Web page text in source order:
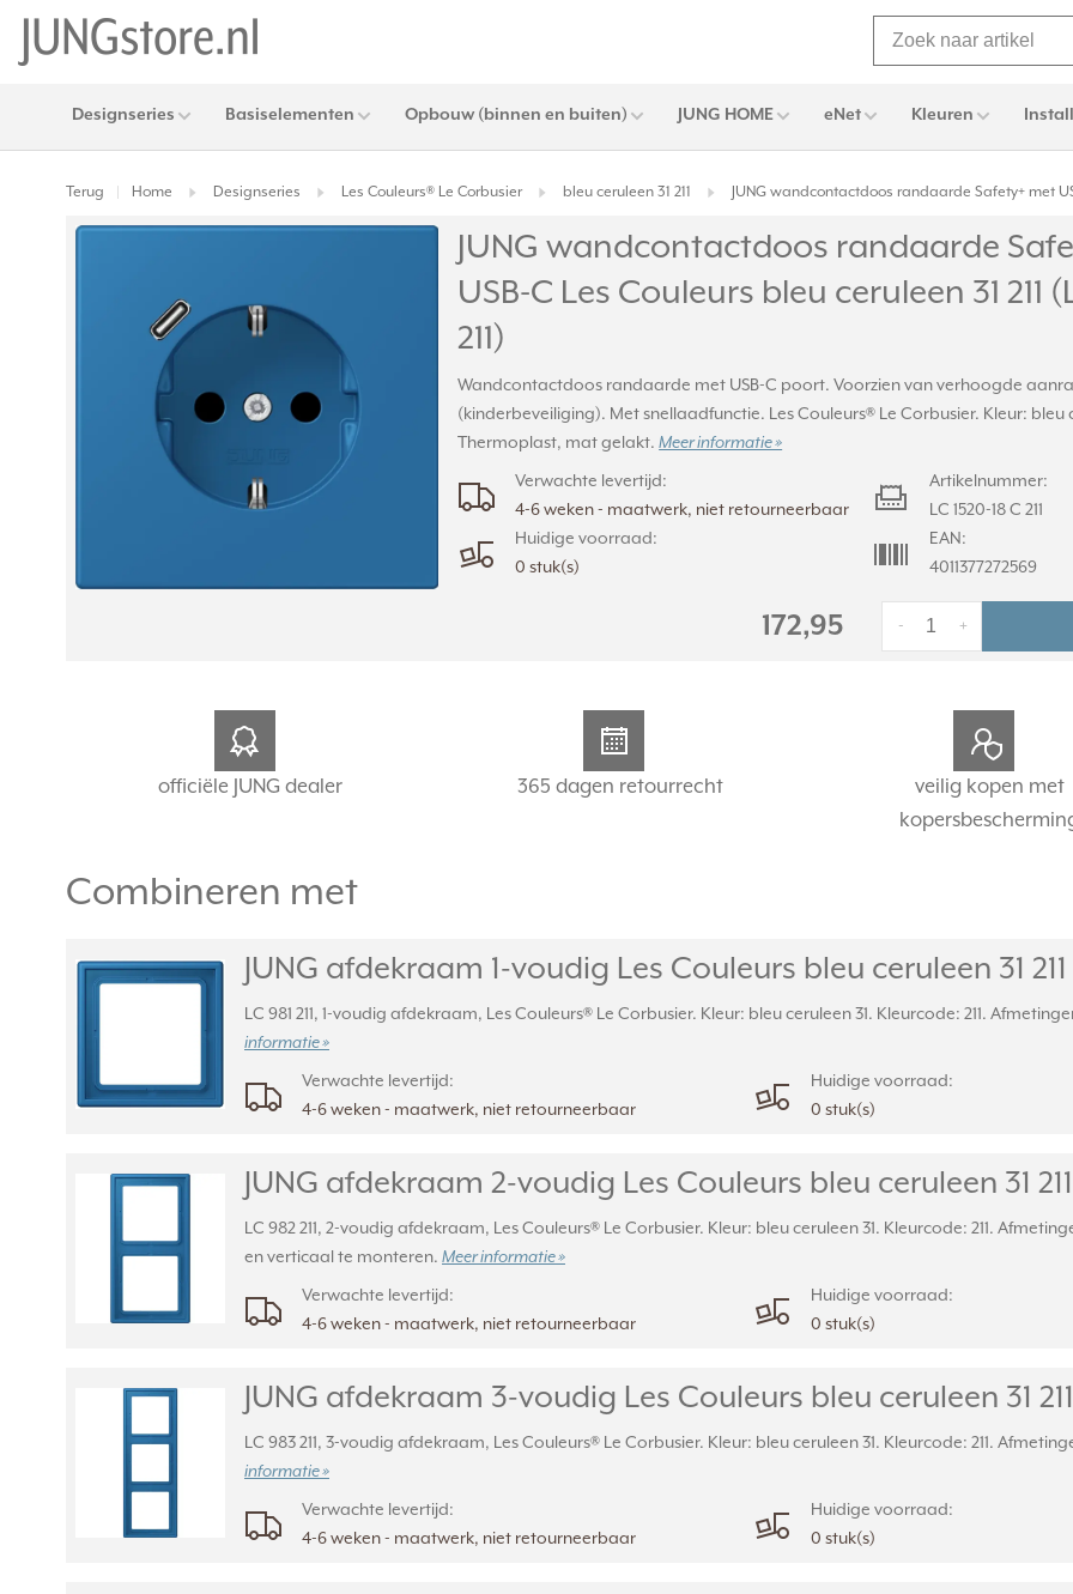
Designseries Basiselementen Opbouw (binnen en buiten) JUNG HOME eNet Kleuren
Terug Home Designseries Les Couleurs® Le Corbusier bleu ceruleen 31 211 JUNG wandcontactdoos randaarde Safety+ met
JUNG wandcontactdoos randaarde
USB-C Les Couleurs bleu ceruleen 31 211
211)
Wandcontactdoos randaarde met USB-C poort. Voorzien van verhoogde
(kinderbeveiliging). Met snellaadfunctie. Les Couleurs® Le Corbusier. Kleur: bleu
Thermoplast, mat gelakt.Meer informatie »
Verwachte levertijd:
4-6 weken - maatwerk, niet retourneerbaar
Huidige voorraad:
0 stuk(s)
Artikelnummer:
LC 1520-18 C 211
EAN:
4011377272569
172,95 +
-
officiële JUNG dealer 365 dagen retourrecht
veilig kopen met
Combineren met
JUNG afdekraam 1-voudig Les Couleurs bleu ceruleen 31 211
LC 981 211, 1-voudig afdekraam, Les Couleurs® Le Corbusier. Kleur: bleu ceruleen 31. Kleurcode: 211.
informatie »
Verwachte levertijd:
4-6 weken - maatwerk, niet retourneerbaar
Huidige voorraad:
0 stuk(s)
JUNG afdekraam 2-voudig Les Couleurs bleu ceruleen 31 211
LC 982 211, 2-voudig afdekraam, Les Couleurs® Le Corbusier. Kleur: bleu ceruleen 31. Kleurcode: 211.
en verticaal te monteren. Meer informatie »
Verwachte levertijd:
4-6 weken - maatwerk, niet retourneerbaar
Huidige voorraad:
0 stuk(s)
JUNG afdekraam 3-voudig Les Couleurs bleu ceruleen 31 211
LC 983 211, 3-voudig afdekraam, Les Couleurs® Le Corbusier. Kleur: bleu ceruleen 31. Kleurcode: 211.
informatie »
Verwachte levertijd:
4-6 weken - maatwerk, niet retourneerbaar
Huidige voorraad:
0 stuk(s)